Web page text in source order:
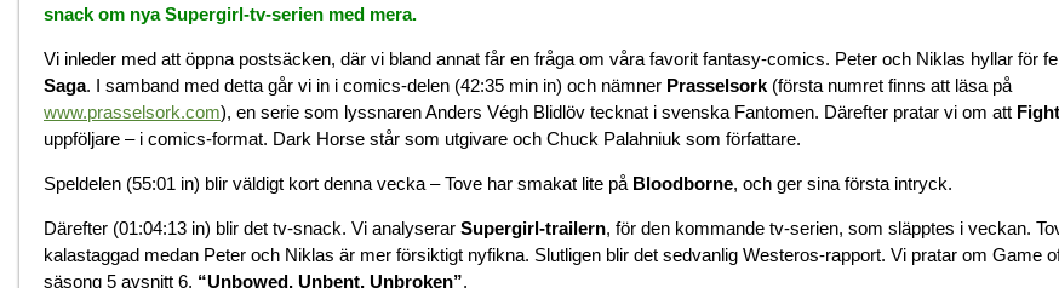
snack om nya Supergirl-tv-serien med mera.
Vi inleder med att öppna postsäcken, där vi bland annat får en fråga om våra favorit fantasy-comics. Peter och Niklas hyllar för
Saga. I samband med detta går vi in i comics-delen (42:35 min in) och nämner Prasselsork (första numret finns att läsa på
www.prasselsork.com), en serie som lyssnaren Anders Végh Blidlöv tecknat i svenska Fantomen. Därefter pratar vi om att
uppföljare – i comics-format. Dark Horse står som utgivare och Chuck Palahniuk som författare.
Speldelen (55:01 in) blir väldigt kort denna vecka – Tove har smakat lite på Bloodborne, och ger sina första intryck.
Därefter (01:04:13 in) blir det tv-snack. Vi analyserar Supergirl-trailern, för den kommande tv-serien, som släpptes i veckan.
kalastaggad medan Peter och Niklas är mer försiktigt nyfikna. Slutligen blir det sedvanlig Westeros-rapport. Vi pratar om Game
säsong 5 avsnitt 6, “Unbowed, Unbent, Unbroken”.